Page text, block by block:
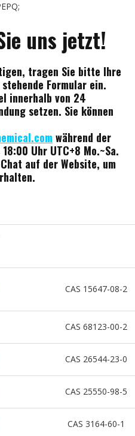
uns jetzt!
tragen Sie bitte Ihre
Formular ein.
innerhalb von 24
setzen. Sie können
während der
Uhr UTC+8 Mo.~Sa.
auf der Website, um
CAS 15647-08-2
CAS 68123-00-2
CAS 26544-23-0
CAS 25550-98-5
CAS 3164-60-1